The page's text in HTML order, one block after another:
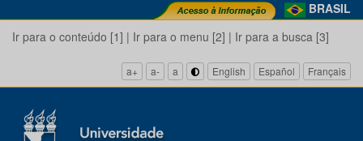
BRASIL
Ir para o conteúdo [1] | Ir para o menu [2] | Ir para a busca [3]
a+ a- a English Español Français